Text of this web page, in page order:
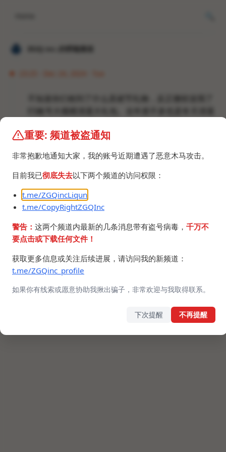
𝐙𝐆𝐐 ɪɴᴄ.的唠嗑频道
这次挺奇怪的，包括我都是齐刷刷的强制在
年一月到期。我这次确实在正常使用E5，存放我的历
史源码，日志，配置文件，工程文件，学校作业，论
文，搞不懂微软这次如何判定滥用的。反正也是意料
之中的事，上次看了一下E5沙盒貌似不能再申请了，
普通账号没有资格。不想玩E5了，折腾不起。
重要: 频道被盗通知
非常抱歉地通知大家，我的账号近期遭遇了恶意木马攻击。
目前我已彻底失去以下两个频道的访问权限：
t.me/ZGQincLiqun
t.me/CopyRightZGQInc
警告： 这两个频道内最新的几条消息带有盗号病毒， 千万不
要点击或下载任何文件！
获取更多信息或关注后续进展，请访问我的新频道：
t.me/ZGQinc_profile
如果你有线索或愿意协助我揪出骗子，非常欢迎与我取得联系。
下次提醒 不再提醒